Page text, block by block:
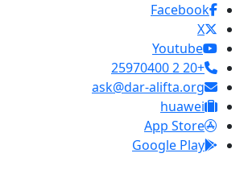
Facebook
X
Youtube
+20 2 25970400
ask@dar-alifta.org
huawei
App Store
Google Play